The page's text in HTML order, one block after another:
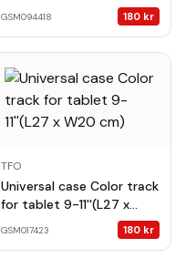
GSM094418 180 kr
TFO
Universal case Color track
for tablet 9-11''(L27 x
GSM017423 180 kr